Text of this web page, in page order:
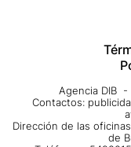
Agencia DIB -
Contactos:
Dirección de las
de